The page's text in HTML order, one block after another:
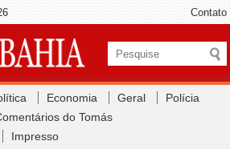
Contato
Economia Geral
Polícia
do Tomás
Impresso